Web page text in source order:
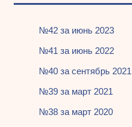
№42 за июнь 2023
№41 за июнь 2022
№40 за сентябрь 2021
№39 за март 2021
№38 за март 2020